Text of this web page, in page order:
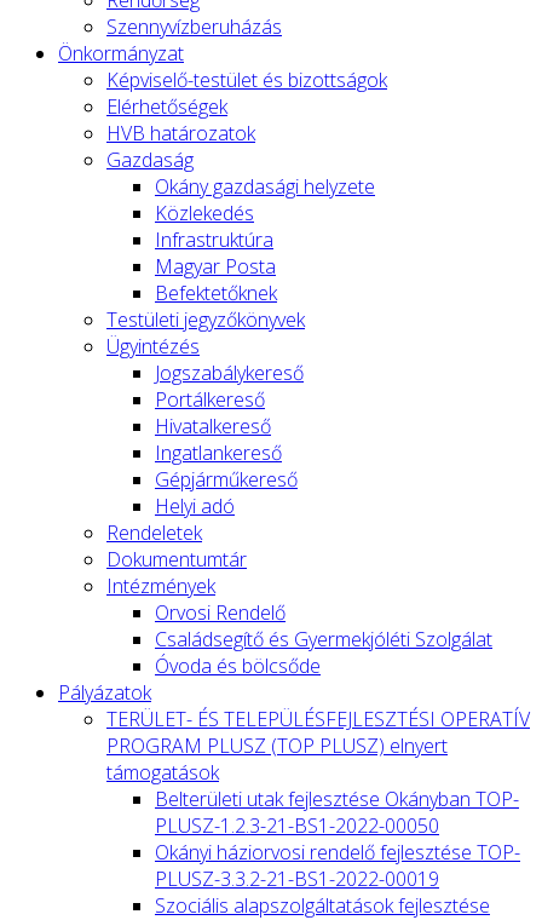
Szennyvízberuházás
Önkormányzat
Képviselő-testület és bizottságok
Elérhetőségek
HVB határozatok
Gazdaság
Okány gazdasági helyzete
Közlekedés
Infrastruktúra
Magyar Posta
Befektetőknek
Testületi jegyzőkönyvek
Ügyintézés
Jogszabálykereső
Portálkereső
Hivatalkereső
Ingatlankereső
Gépjárműkereső
Helyi adó
Rendeletek
Dokumentumtár
Intézmények
Orvosi Rendelő
Családsegítő és Gyermekjóléti Szolgálat
Óvoda és bölcsőde
Pályázatok
TERÜLET- ÉS TELEPÜLÉSFEJLESZTÉSI OPERATÍV
PROGRAM PLUSZ (TOP PLUSZ) elnyert
támogatások
Belterületi utak fejlesztése Okányban TOP-
PLUSZ-1.2.3-21-BS1-2022-00050
Okányi háziorvosi rendelő fejlesztése TOP-
PLUSZ-3.3.2-21-BS1-2022-00019
Szociális alapszolgáltatások fejlesztése